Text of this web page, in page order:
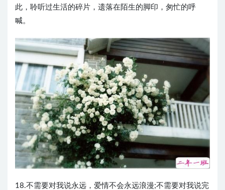
此，聆听过生活的碎片，遗落在陌生的脚印，匆忙的呼
喊。
18.不需要对我说永远，爱情不会永远浪漫;不需要对我说完